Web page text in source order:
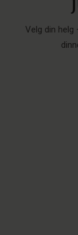
Velg din helg